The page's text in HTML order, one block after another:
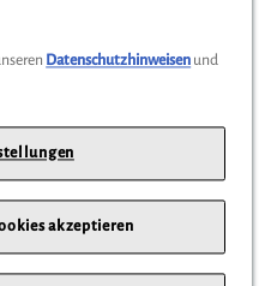
Datenschutzhinweisen und
akzeptieren